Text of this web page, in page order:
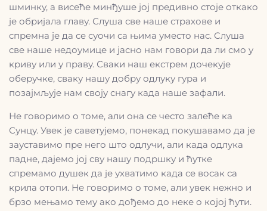
шминку, а висеће минђуше јој предивно стоје откако
је обријала главу. Слуша све наше страхове и
спремна је да се суочи са њима уместо нас. Слуша
све наше недоумице и јасно нам говори да ли смо у
криву или у праву. Сваки наш екстрем дочекује
оберучке, сваку нашу добру одлуку гура и
позајмљује нам своју снагу када наше зафали.
Не говоримо о томе, али она се често залеће ка
Сунцу. Увек је саветујемо, понекад покушавамо да је
зауставимо пре него што одлучи, али када одлука
падне, дајемо јој сву нашу подршку и ћутке
спремамо душек да је ухватимо када се восак са
крила отопи. Не говоримо о томе, али увек нежно и
брзо мењамо тему ако дођемо до неке о којој ћути.